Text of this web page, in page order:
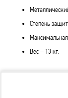
Степень
Вес – 13 кг.